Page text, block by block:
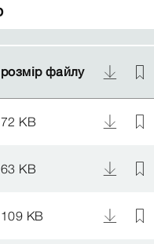
розмір файлу
розмір файлу
72 KB
63 KB
109 KB